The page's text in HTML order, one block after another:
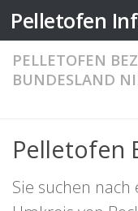
Zum Inhalt
Pelletofen
PELLETOFEN
BUNDESLAND
Pelletofen
Sie suchen